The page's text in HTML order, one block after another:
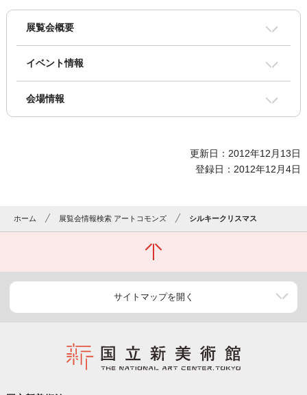
展覧会概要
イベント情報
会場情報
更新日：2012年12月13日
登録日：2012年12月4日
ホーム 展覧会情報検索 アートコモンズ シルキークリスマス
サイトマップを開く